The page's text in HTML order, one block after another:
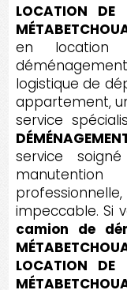
LOCATION DE
en location
logistique de
appartement,
service
service
impeccable. Si
camion de
LOCATION DE